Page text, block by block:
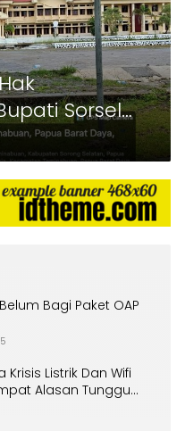
Sorsel
Bagi Paket OAP
Listrik Dan Wifi
Alasan Tunggu